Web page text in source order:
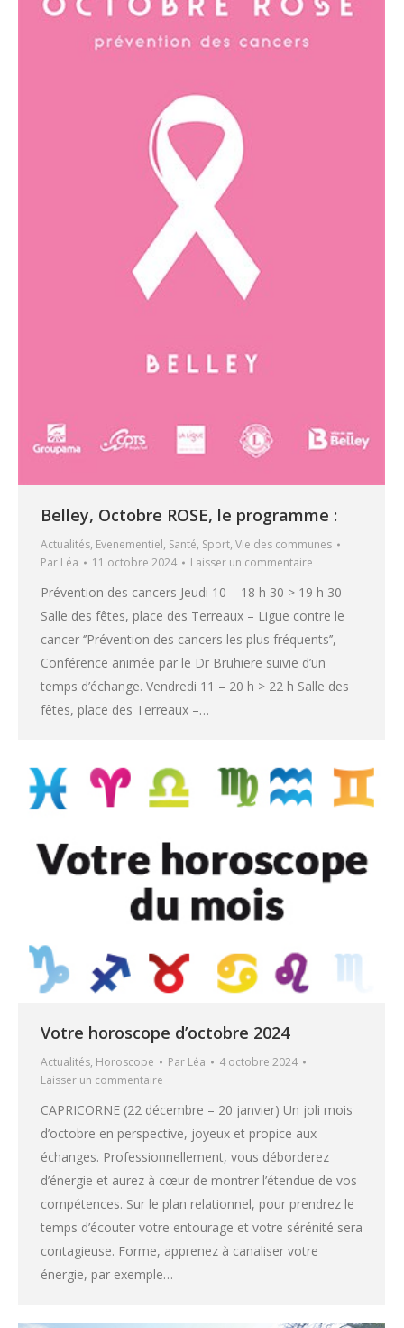
Belley, Octobre ROSE, le programme :
Actualités, Evenementiel, Santé, Sport, Vie des communes
Par Léa 11 octobre 2024 Laisser un commentaire
Prévention des cancers Jeudi 10 – 18 h 30 > 19 h 30
Salle des fêtes, place des Terreaux – Ligue contre le
cancer ‘’Prévention des cancers les plus fréquents’’,
Conférence animée par le Dr Bruhiere suivie d’un
temps d’échange. Vendredi 11 – 20 h > 22 h Salle des
fêtes, place des Terreaux –…
Votre horoscope d’octobre 2024
Actualités, Horoscope Par Léa
4 octobre 2024
Laisser un commentaire
CAPRICORNE (22 décembre – 20 janvier) Un joli mois
d’octobre en perspective, joyeux et propice aux
échanges. Professionnellement, vous déborderez
d’énergie et aurez à cœur de montrer l’étendue de vos
compétences. Sur le plan relationnel, pour prendrez le
temps d’écouter votre entourage et votre sérénité sera
contagieuse. Forme, apprenez à canaliser votre
énergie, par exemple…